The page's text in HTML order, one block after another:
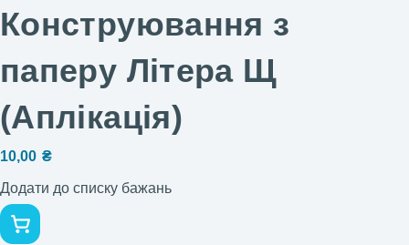
Конструювання з
паперу Літера Щ
(Аплікація)
10,00 ₴
Додати до списку бажань